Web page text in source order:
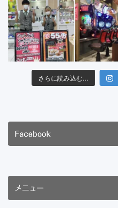
さらに読み込む...
Facebook
メニュー